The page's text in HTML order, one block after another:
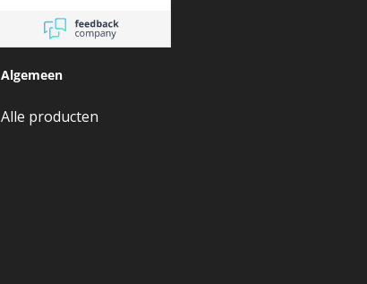
Algemeen
Alle producten